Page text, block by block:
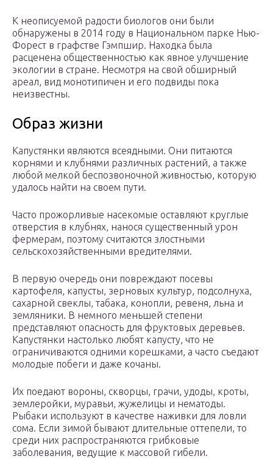
К неописуемой радости биологов они были
обнаружены в 2014 году в Национальном парке Нью-
Форест в графстве Гэмпшир. Находка была
расценена общественностью как явное улучшение
экологии в стране. Несмотря на свой обширный
ареал, вид монотипичен и его подвиды пока
неизвестны.
Образ жизни
Капустянки являются всеядными. Они питаются
корнями и клубнями различных растений, а также
любой мелкой беспозвоночной живностью, которую
удалось найти на своем пути.
Часто прожорливые насекомые оставляют круглые
отверстия в клубнях, нанося существенный урон
фермерам, поэтому считаются злостными
сельскохозяйственными вредителями.
В первую очередь они повреждают посевы
картофеля, капусты, зерновых культур, подсолнуха,
сахарной свеклы, табака, конопли, ревеня, льна и
земляники. В немного меньшей степени
представляют опасность для фруктовых деревьев.
Капустянки настолько любят капусту, что не
ограничиваются одними корешками, а часто съедают
молодые побеги и даже кочаны.
Их поедают вороны, скворцы, грачи, удоды, кроты,
землеройки, муравьи, жужелицы и нематоды.
Рыбаки используют в качестве наживки для ловли
сома. Если зимой бывают длительные оттепели, то
среди них распространяются грибковые
заболевания, ведущие к массовой гибели.